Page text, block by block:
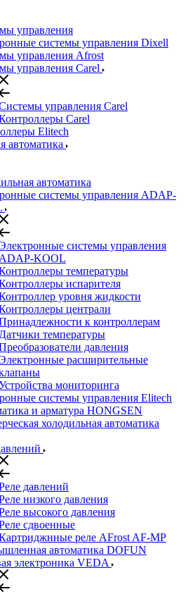
управления
системы управления Dixell
управления Afrost
управления Carel
управления Carel
Carel
Elitech
автоматика
автоматика
системы управления ADAP-
системы управления
ADAP-KOOL
температуры
испарителя
уровня жидкости
централи
к контроллерам
Датчики температуры
давления
расширительные
мониторинга
системы управления Elitech
и арматура HONGSEN
холодильная автоматика
давлений
низкого давления
высокого давления
сдвоенные
реле AFrost AF-MP
автоматика DOFUN
электроника VEDA